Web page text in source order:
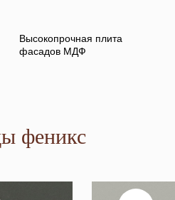
Высокопрочная плита
фасадов МДФ
феникс